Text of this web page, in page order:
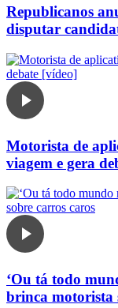
Republicanos
disputar
Motorista de
viagem e gera
‘Ou tá todo
brinca motorista